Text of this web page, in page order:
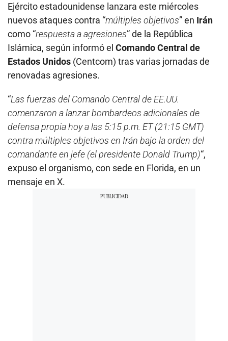
Ejército estadounidense lanzara este miércoles
nuevos ataques contra “múltiples objetivos” en Irán
como “respuesta a agresiones” de la República
Islámica, según informó el Comando Central de
Estados Unidos (Centcom) tras varias jornadas de
renovadas agresiones.
“Las fuerzas del Comando Central de EE.UU.
comenzaron a lanzar bombardeos adicionales de
defensa propia hoy a las 5:15 p.m. ET (21:15 GMT)
contra múltiples objetivos en Irán bajo la orden del
comandante en jefe (el presidente Donald Trump)“,
expuso el organismo, con sede en Florida, en un
mensaje en X.